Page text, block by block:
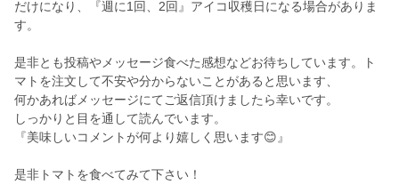
だけになり、『週に1回、2回』アイコ収穫日になる場合がありま
す。
是非とも投稿やメッセージ食べた感想などお待ちしています。ト
マトを注文して不安や分からないことがあると思います、
何かあればメッセージにてご返信頂けましたら幸いです。
しっかりと目を通して読んでいます。
『美味しいコメントが何より嬉しく思います😊』
是非トマトを食べてみて下さい！